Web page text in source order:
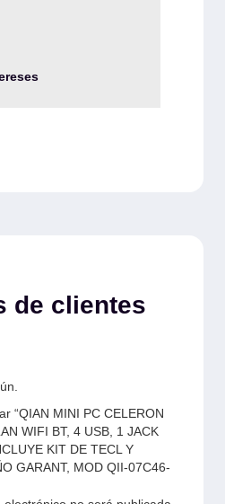
de clientes
“QIAN MINI PC CELERON
WIFI BT, 4 USB, 1 JACK
KIT DE TECL Y
GARANT, MOD QII-07C46-